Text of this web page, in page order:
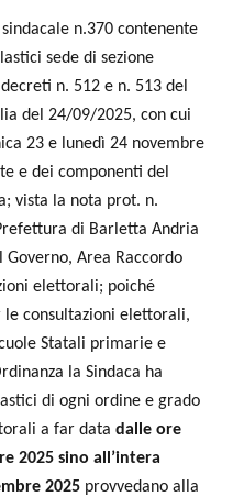
n.370 contenente
sede di sezione
n. 512 e n. 513 del
del 24/09/2025, con cui
23 e lunedì 24 novembre
e dei componenti del
vista la nota prot. n.
di Barletta Andria
Area Raccordo
elettorali; poiché
le consultazioni elettorali,
Statali primarie e
la Sindaca ha
di ogni ordine e grado
a far data dalle ore
2025 sino all’intera
2025 provvedano alla